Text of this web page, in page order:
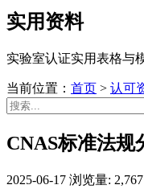
实用资料
实验室认证实用表格与
当前位置： 首页 > 认可
CNAS标准法规
2025-06-17 浏览量: 2,767